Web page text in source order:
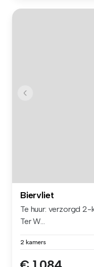
Biervliet
Te huur: verzorgd
Ter W...
2 kamers